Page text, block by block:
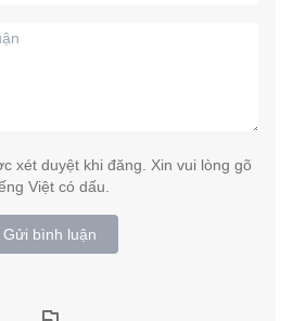
xét duyệt khi đăng. Xin vui lòng gõ
Việt có dấu.
Gửi bình luận